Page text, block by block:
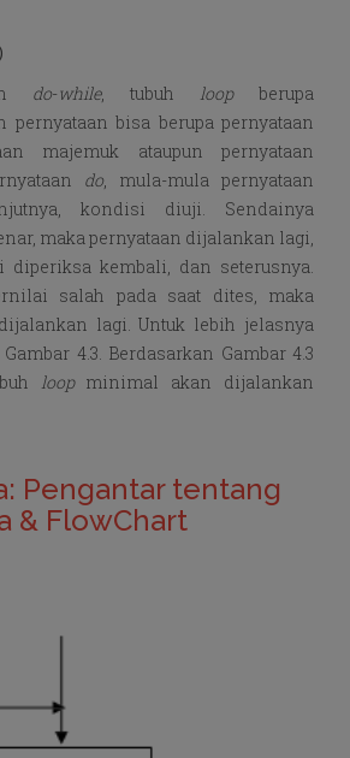
do-while, tubuh loop berupa
pernyataan bisa berupa pernyataan
majemuk ataupun pernyataan
do, mula-mula pernyataan
kondisi diuji. Sendainya
maka pernyataan dijalankan lagi,
kembali, dan seterusnya.
salah pada saat dites, maka
lagi. Untuk lebih jelasnya
4.3. Berdasarkan Gambar 4.3
loop minimal akan dijalankan
Pengantar tentang
& FlowChart